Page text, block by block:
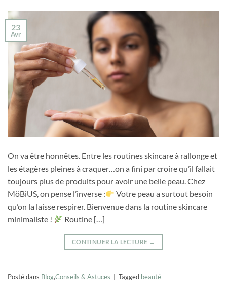
23
Avr
On va être honnêtes. Entre les routines skincare à rallonge et
les étagères pleines à craquer…on a fini par croire qu’il fallait
toujours plus de produits pour avoir une belle peau. Chez
MöBiUS, on pense l’inverse :
Votre peau a surtout besoin
qu’on la laisse respirer. Bienvenue dans la routine skincare
minimaliste !
Routine […]
CONTINUER LA LECTURE →
Posté dans Blog,Conseils & Astuces Tagged beauté